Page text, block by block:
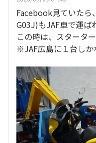
Facebook見ていたら
G03J)もJAF車で運ば
この時は、スタータ
※JAF広島に１台しか